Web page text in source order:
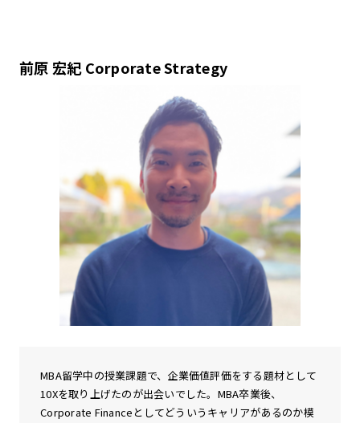
前原 宏紀 Corporate Strategy
MBA留学中の授業課題で、企業価値評価をする題材として
10Xを取り上げたのが出会いでした。MBA卒業後、
Corporate Financeとしてどういうキャリアがあるのか模